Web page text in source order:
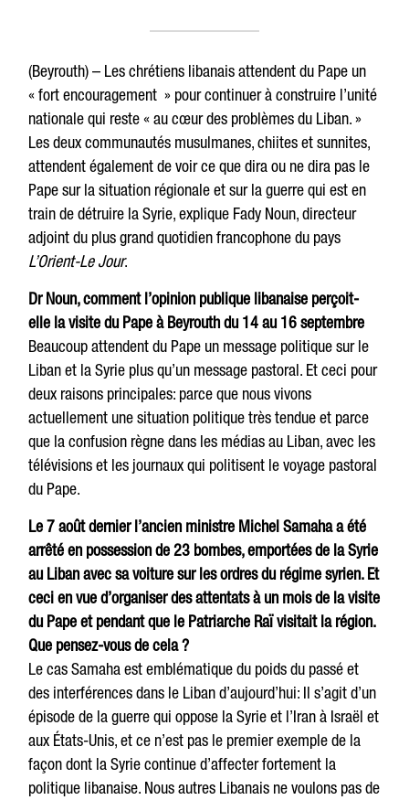
(Beyrouth) – Les chrétiens libanais attendent du Pape un
« fort encouragement » pour continuer à construire l’unité
nationale qui reste « au cœur des problèmes du Liban. »
Les deux communautés musulmanes, chiites et sunnites,
attendent également de voir ce que dira ou ne dira pas le
Pape sur la situation régionale et sur ​​la guerre qui est en
train de détruire la Syrie, explique Fady Noun, directeur
adjoint du plus grand quotidien francophone du pays
L’Orient-Le Jour.
Dr Noun, comment l’opinion publique libanaise perçoit-
elle la visite du Pape à Beyrouth du 14 au 16 septembre
Beaucoup attendent du Pape un message politique sur le
Liban et la Syrie plus qu’un message pastoral. Et ceci pour
deux raisons principales: parce que nous vivons
actuellement une situation politique très tendue et parce
que la confusion règne dans les médias au Liban, avec les
télévisions et les journaux qui politisent le voyage pastoral
du Pape.
Le 7 août dernier l’ancien ministre Michel Samaha a été
arrêté en possession de 23 bombes, emportées de la Syrie
au Liban avec sa voiture sur les ordres du régime syrien. Et
ceci en vue d’organiser des attentats à un mois de la visite
du Pape et pendant que le Patriarche Raï visitait la région.
Que pensez-vous de cela ?
Le cas Samaha est emblématique du poids du passé et
des interférences dans le Liban d’aujourd’hui: Il s’agit d’un
épisode de la guerre qui oppose la Syrie et l’Iran à Israël et
aux États-Unis, et ce n’est pas le premier exemple de la
façon dont la Syrie continue d’affecter fortement la
politique libanaise. Nous autres Libanais ne voulons pas de